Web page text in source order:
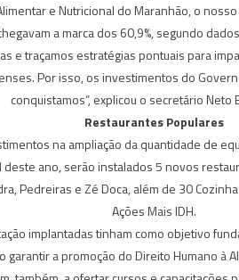
e Nutricional do Maranhão, o
a marca dos 60,9%, segundo
e traçamos estratégias pontuais para
Por isso, os investimentos do
conquistamos”, explicou o secretário Neto
Restaurantes Populares
na ampliação da quantidade de
deste ano, serão instalados 5 novos
Pedreiras e Zé Doca, além de 30
Ações Mais IDH.
implantadas tinham como objetivo
a promoção do Direito Humano à